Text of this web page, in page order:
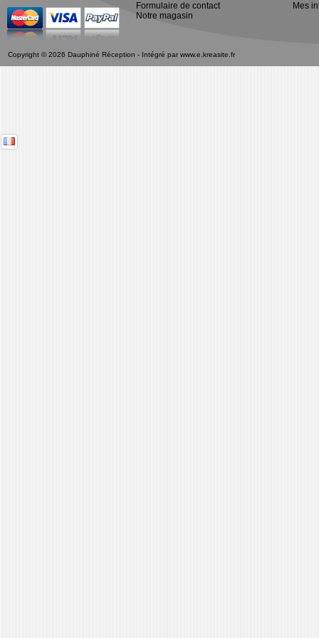
Copyright © 2026 Dauphiné Réception - Intégré par www.e.kreasite.fr
Formulaire de contact
Notre magasin
Mes